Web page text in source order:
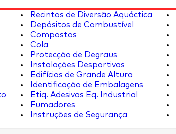
Recintos de Diversão Aquáctica
Depósitos de Combustível
Compostos
Cola
Protecção de Degraus
Instalações Desportivas
Edifícios de Grande Altura
Identificação de Embalagens
Etiq. Adesivas Eq. Industrial
Fumadores
Instruções de Segurança